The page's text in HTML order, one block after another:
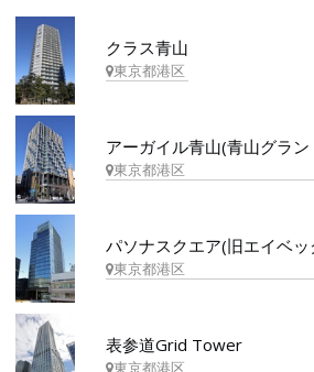
クラス青山
東京都港区
アーガイル青山(青山グラ
東京都港区
パソナスクエア(旧エイベッ
東京都港区
表参道Grid Tower
東京都港区